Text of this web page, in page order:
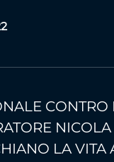
NICOLA
LA VITA